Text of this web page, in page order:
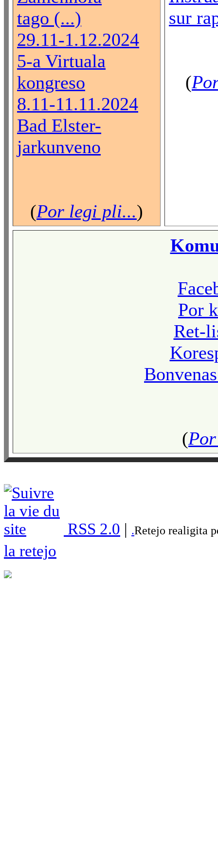
tago (...)
29.11-1.12.2024
5-a Virtuala
kongreso
8.11-11.11.2024
Bad Elster-
jarkunveno
(Por legi pli...)
sur
(
Por
Ret-
(
RSS 2.0 | .Retejo realigita
la retejo